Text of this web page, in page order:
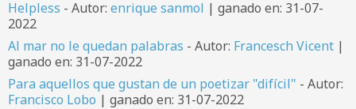
Helpless - Autor: enrique sanmol | ganado en: 31-07-
2022
Al mar no le quedan palabras - Autor: Francesch Vicent |
ganado en: 31-07-2022
Para aquellos que gustan de un poetizar "difícil" - Autor:
Francisco Lobo | ganado en: 31-07-2022